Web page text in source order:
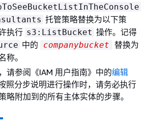
托管策略替换为以下策
执行 s3:ListBucket 操作。记得
中的 companybucket
替换为
称。
请参阅《IAM 用户指南》 中的编辑
照分步说明进行操作时，请务必执行
略附加到的所有主体实体的步骤。